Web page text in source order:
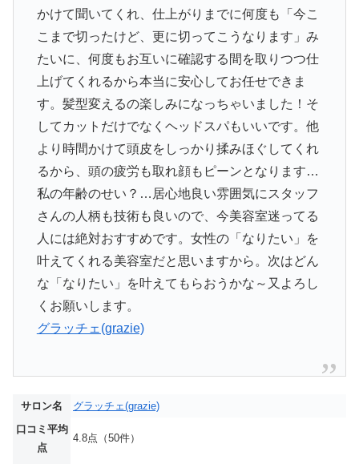
かけて聞いてくれ、仕上がりまでに何度も「今こ
こまで切ったけど、更に切ってこうなります」み
たいに、何度もお互いに確認する間を取りつつ仕
上げてくれるから本当に安心してお任せできま
す。髪型変えるの楽しみになっちゃいました！そ
してカットだけでなくヘッドスパもいいです。他
より時間かけて頭皮をしっかり揉みほぐしてくれ
るから、頭の疲労も取れ顔もピーンとなります…
私の年齢のせい？…居心地良い雰囲気にスタッフ
さんの人柄も技術も良いので、今美容室迷ってる
人には絶対おすすめです。女性の「なりたい」を
叶えてくれる美容室だと思いますから。次はどん
な「なりたい」を叶えてもらおうかな～又よろし
くお願いします。
グラッチェ(grazie)
サロン名
グラッチェ(grazie)
口コミ平均
点
4.8点（50件）